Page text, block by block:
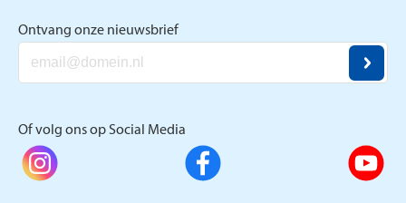
Ontvang onze nieuwsbrief
Of volg ons op Social Media